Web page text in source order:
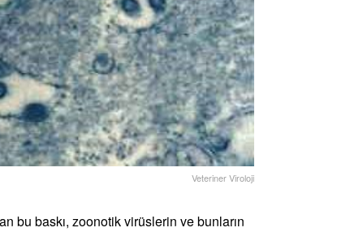
Veteriner Viroloji
bu baskı, zoonotik virüslerin ve bunların